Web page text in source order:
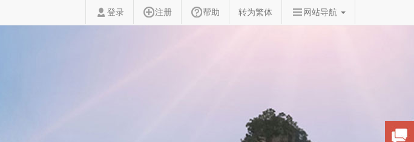
登录 注册 帮助 转为繁体 网站导航